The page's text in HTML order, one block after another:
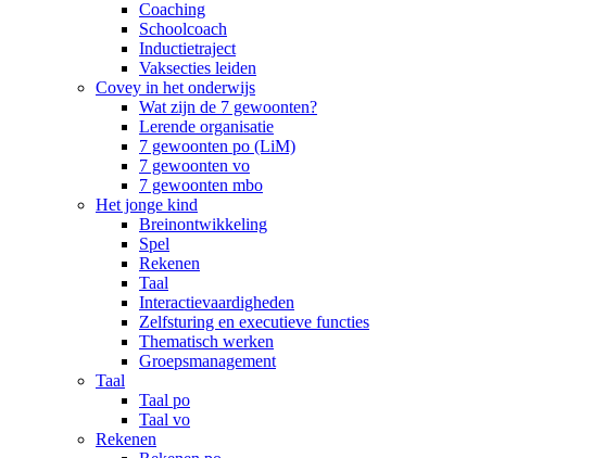
Coaching
Schoolcoach
Inductietraject
Vaksecties leiden
Covey in het onderwijs
Wat zijn de 7 gewoonten?
Lerende organisatie
7 gewoonten po (LiM)
7 gewoonten vo
7 gewoonten mbo
Het jonge kind
Breinontwikkeling
Spel
Rekenen
Taal
Interactievaardigheden
Zelfsturing en executieve functies
Thematisch werken
Groepsmanagement
Taal
Taal po
Taal vo
Rekenen